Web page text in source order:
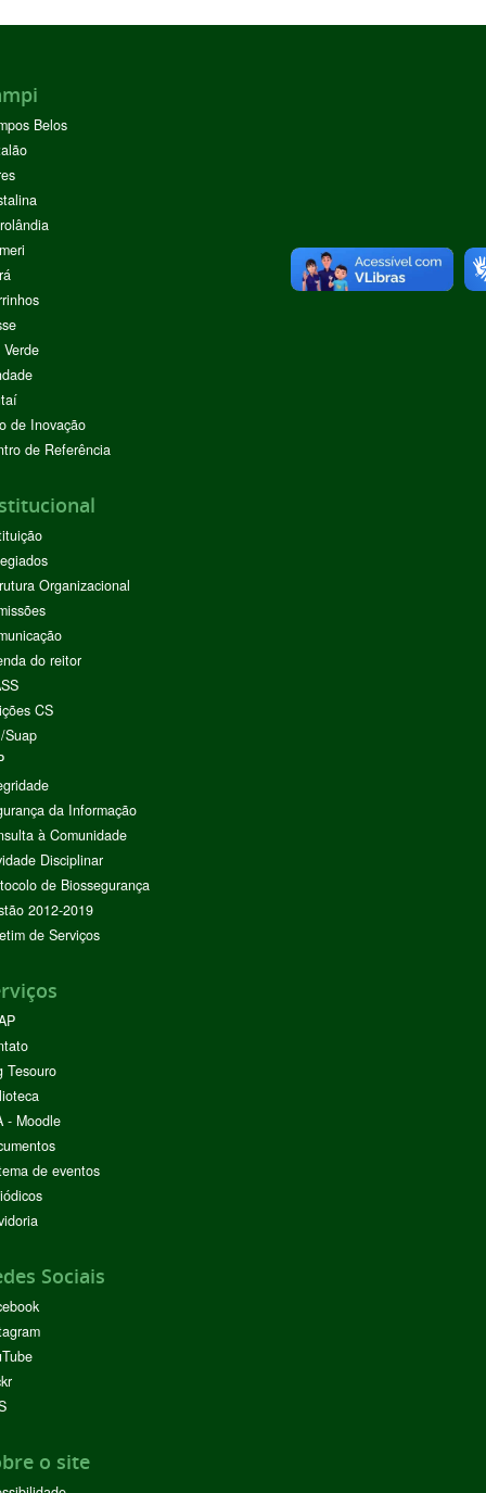
Belos
de Inovação
de Referência
Organizacional
do reitor
CS
Suap
da Informação
à Comunidade
Disciplinar
de Biossegurança
2012-2019
de Serviços
Tesouro
- Moodle
de eventos
Sociais
o site